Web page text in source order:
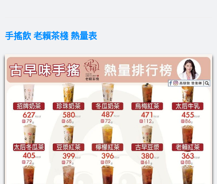
手搖飲 老賴茶棧 熱量表